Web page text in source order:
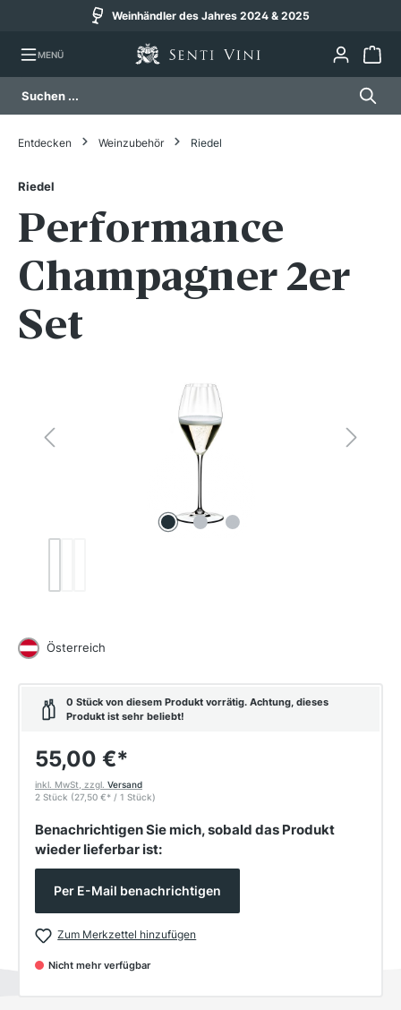
Weinhändler des Jahres 2024 & 2025
MENÜ
Bildergalerie überspringen
Entdecken Weinzubehör Riedel
Riedel
Performance
Champagner 2er
Set
Österreich
0 Stück von diesem Produkt vorrätig. Achtung, dieses
Produkt ist sehr beliebt!
55,00 €*
inkl. MwSt, zzgl. Versand
2 Stück (27,50 €* / 1 Stück)
Benachrichtigen Sie mich, sobald das Produkt
wieder lieferbar ist:
Per E-Mail benachrichtigen
Zum Merkzettel hinzufügen
Nicht mehr verfügbar